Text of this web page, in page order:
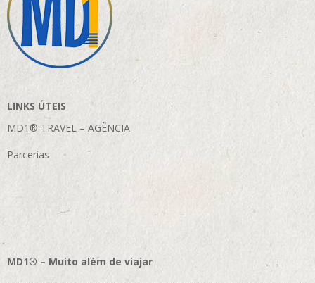
LINKS ÚTEIS
MD1® TRAVEL – AGÊNCIA
Parcerias
MD1® – Muito além de viajar